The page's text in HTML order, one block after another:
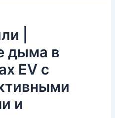
|
дыма в
EV с
и